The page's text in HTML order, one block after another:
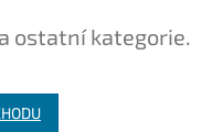
ostatní kategorie.